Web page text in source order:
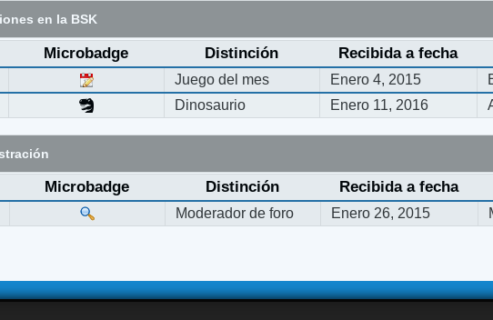
en la BSK
Microbadge Distinción Recibida a fecha
Juego del mes Enero 4, 2015
Dinosaurio
Enero 11, 2016
Microbadge Distinción Recibida a fecha
Moderador de foro Enero 26, 2015